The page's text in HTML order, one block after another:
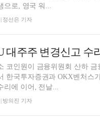
으로, 영국 워...
정선은 기자
대주주 변경신고
코인원이 금융위원회 산하
한국투자증권과 OKX벤처스
리에 이어, 전날...
방의진 기자